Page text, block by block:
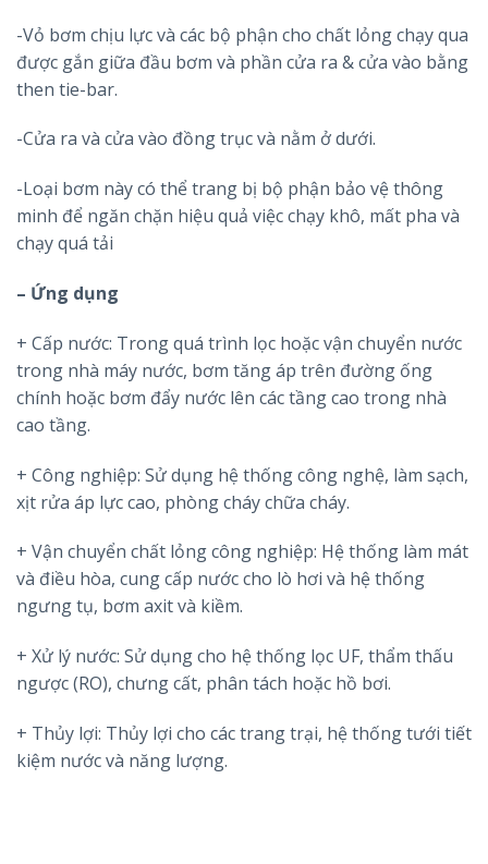
-Vỏ bơm chịu lực và các bộ phận cho chất lỏng chạy qua
được gắn giữa đầu bơm và phần cửa ra & cửa vào bằng
then tie-bar.
-Cửa ra và cửa vào đồng trục và nằm ở dưới.
-Loại bơm này có thể trang bị bộ phận bảo vệ thông
minh để ngăn chặn hiệu quả việc chạy khô, mất pha và
chạy quá tải
– Ứng dụng
+ Cấp nước: Trong quá trình lọc hoặc vận chuyển nước
trong nhà máy nước, bơm tăng áp trên đường ống
chính hoặc bơm đẩy nước lên các tầng cao trong nhà
cao tầng.
+ Công nghiệp: Sử dụng hệ thống công nghệ, làm sạch,
xịt rửa áp lực cao, phòng cháy chữa cháy.
+ Vận chuyển chất lỏng công nghiệp: Hệ thống làm mát
và điều hòa, cung cấp nước cho lò hơi và hệ thống
ngưng tụ, bơm axit và kiềm.
+ Xử lý nước: Sử dụng cho hệ thống lọc UF, thẩm thấu
ngược (RO), chưng cất, phân tách hoặc hồ bơi.
+ Thủy lợi: Thủy lợi cho các trang trại, hệ thống tưới tiết
kiệm nước và năng lượng.